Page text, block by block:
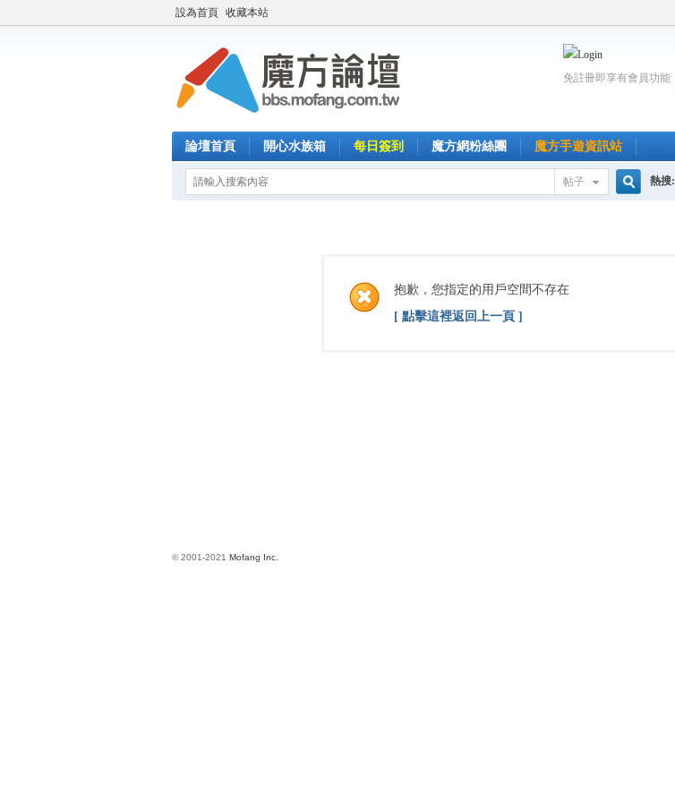
設為首頁 收藏本站
免註冊即享有會員功能
論壇首頁 開心水族箱 每日簽到 魔方網粉絲團 魔方手遊資訊站
帖子 熱搜:
抱歉，您指定的用戶空間不存在
[ 點擊這裡返回上一頁 ]
© 2001-2021 Mofang Inc.